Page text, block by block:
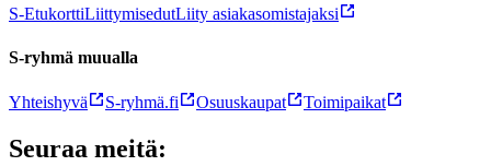
S-EtukorttiLiittymisedutLiity asiakasomistajaksi
S-ryhmä muualla
Yhteishyvä S-ryhmä.fi Osuuskaupat Toimipaikat
Seuraa meitä: